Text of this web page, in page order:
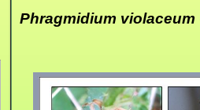
Phragmidium violaceum